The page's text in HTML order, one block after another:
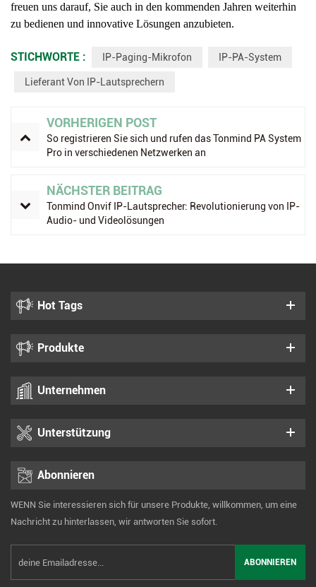
freuen uns darauf, Sie auch in den kommenden Jahren weiterhin
zu bedienen und innovative Lösungen anzubieten.
STICHWORTE : IP-Paging-Mikrofon IP-PA-System
Lieferant Von IP-Lautsprechern
VORHERIGEN POST
So registrieren Sie sich und rufen das Tonmind PA System
Pro in verschiedenen Netzwerken an
NÄCHSTER BEITRAG
Tonmind Onvif IP-Lautsprecher: Revolutionierung von IP-
Audio- und Videolösungen
Hot Tags
Produkte
Unternehmen
Unterstützung
Abonnieren
WENN Sie interessieren sich für unsere Produkte, willkommen, um eine
Nachricht zu hinterlassen, wir antworten Sie sofort.